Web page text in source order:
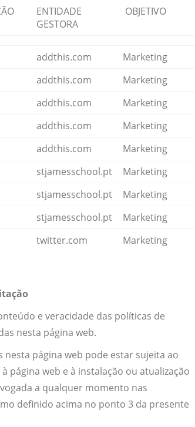
ENTIDADE
GESTORA
OBJETIVO
addthis.com
Marketing
addthis.com
Marketing
addthis.com
Marketing
addthis.com
Marketing
addthis.com
Marketing
stjamesschool.pt
Marketing
stjamesschool.pt
Marketing
stjamesschool.pt
Marketing
twitter.com Marketing
e veracidade das políticas de
nesta página web.
página web pode estar sujeita ao
página web e à instalação ou atualização
a qualquer momento nas
definido acima no ponto 3 da presente